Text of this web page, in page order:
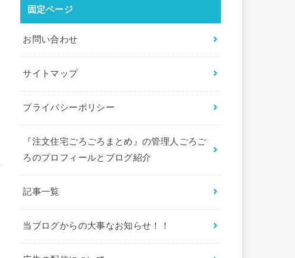
固定ページ
お問い合わせ
サイトマップ
プライバシーポリシー
『注文住宅ごろごろまとめ』の管理人ごろご
ろのプロフィールとブログ紹介
記事一覧
当ブログからの大事なお知らせ！！